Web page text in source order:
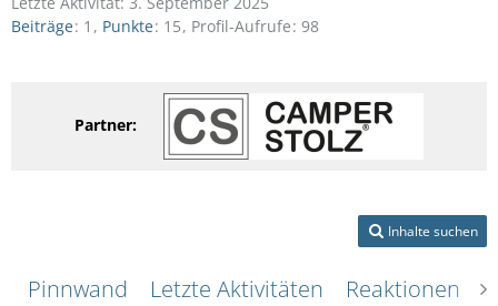
Beiträge 1 Punkte 15 Profil-Aufrufe 98
Partner:
Inhalte suchen
Pinnwand Letzte Aktivitäten Reaktionen